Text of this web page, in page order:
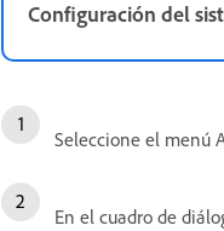
Configuración del
Seleccione el menú
En el cuadro de